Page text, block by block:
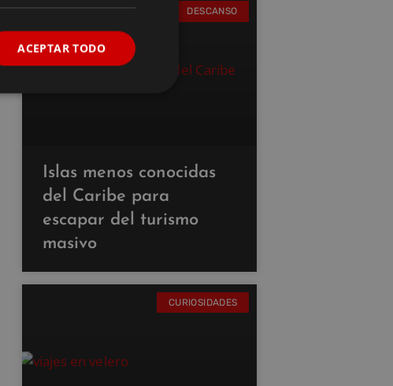
DESCANSO
Islas menos conocidas
del Caribe para
escapar del turismo
masivo
CURIOSIDADES
ACEPTAR TODO